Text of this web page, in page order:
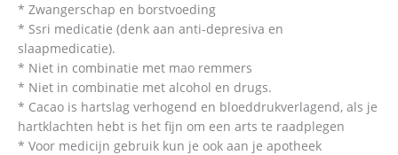
* Zwangerschap en borstvoeding
* Ssri medicatie (denk aan anti-depresiva en
slaapmedicatie).
* Niet in combinatie met mao remmers
* Niet in combinatie met alcohol en drugs.
* Cacao is hartslag verhogend en bloeddrukverlagend, als je
hartklachten hebt is het fijn om een arts te raadplegen
* Voor medicijn gebruik kun je ook aan je apotheek